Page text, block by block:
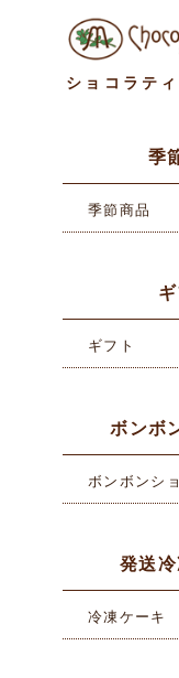
ショコラテ
季
季節商品
ギフト
ボンボ
ボンボンシ
発送
冷凍ケーキ